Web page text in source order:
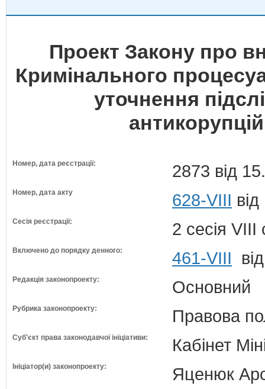
Проект Закону про
Кримінального
уточнення
Номер, дата реєстрації: 2873 від
Номер, дата акту 628-VIII
Сесія реєстрації: 2 сесія VIII
Включено до порядку денного: 461-VIII
Редакція законопроекту: Основний
Рубрика законопроекту: Правова
Суб'єкт права законодавчої ініціативи: Кабінет
Ініціатор(и) законопроекту:
Яценюк